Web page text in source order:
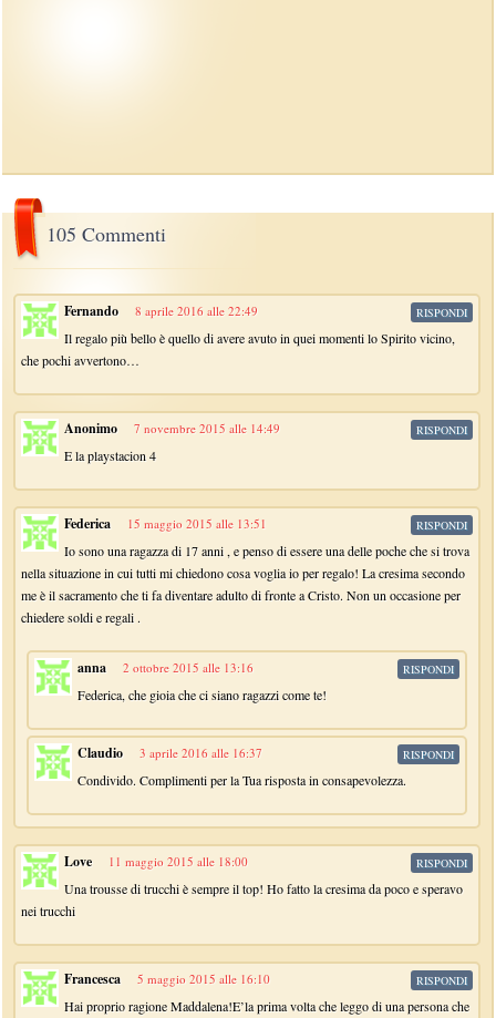
105 Commenti
Fernando 8 aprile 2016 alle 22:49
Il regalo più bello è quello di avere avuto in quei momenti lo Spirito vicino,
che pochi avvertono…
RISPONDI
Anonimo 7 novembre 2015 alle 14:49
E la playstacion 4
RISPONDI
Federica 15 maggio 2015 alle 13:51
Io sono una ragazza di 17 anni , e penso di essere una delle poche che si trova
nella situazione in cui tutti mi chiedono cosa voglia io per regalo! La cresima secondo
me è il sacramento che ti fa diventare adulto di fronte a Cristo. Non un occasione per
chiedere soldi e regali .
RISPONDI
anna 2 ottobre 2015 alle 13:16
Federica, che gioia che ci siano ragazzi come te!
RISPONDI
Claudio 3 aprile 2016 alle 16:37
Condivido. Complimenti per la Tua risposta in consapevolezza.
RISPONDI
Love 11 maggio 2015 alle 18:00
Una trousse di trucchi è sempre il top! Ho fatto la cresima da poco e speravo
nei trucchi
RISPONDI
Francesca 5 maggio 2015 alle 16:10
Hai proprio ragione Maddalena!E’la prima volta che leggo di una persona che
RISPONDI